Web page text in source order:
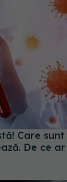
Care
De ce